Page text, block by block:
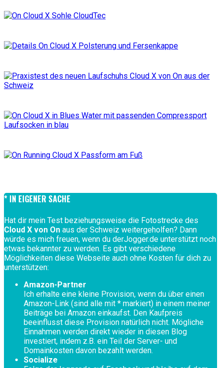
* IN EIGENER SACHE
Hat dir mein Test beziehungsweise die Fotostrecke des
Cloud X von On aus der Schweiz weitergeholfen? Dann
würde es mich freuen, wenn du derJogger.de unterstützt noch
etwas bekannter zu werden. Es gibt verschiedene
Möglichkeiten diese Webseite auch ohne Kosten für dich zu
unterstützen:
Amazon-Partner
Ich erhalte eine kleine Provision, wenn du über einen
Amazon-Link (sind alle mit * markiert) in einem meiner
Beiträge bei Amazon einkaufst. Den Kaufpreis
beeinflusst diese Provision natürlich nicht. Mögliche
Einnahmen werden direkt wieder in diesen Blog
investiert, indem z.B. ein Teil der Server- und
Domainkosten davon bezahlt werden.
Socialize